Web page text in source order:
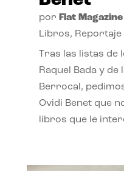
por Flat Magazine|
Libros, Reportaje
Tras las listas de
Raquel Bada y
Berrocal,
Ovidi Benet que
libros que le